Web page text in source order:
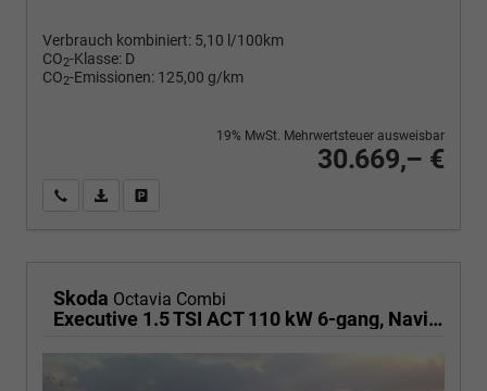
Verbrauch kombiniert: 5,10 l/100km
CO2-Klasse: D
CO2-Emissionen: 125,00 g/km
30.669,– €
19% MwSt. Mehrwertsteuer ausweisbar
Wir rufen Sie anPDF-Fahrzeugexposé drucken
Skoda Octavia Combi
Executive 1.5 TSI ACT 110 kW 6-gang, Navigationssystem, 17 Zoll Alufelgen, ACC, PDC, Klimaautomatik, Phone Box, Reserverad, Full LED, 4 Jahre Garantie